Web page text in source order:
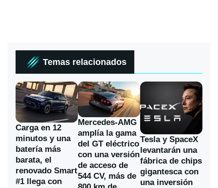
Temas relacionados
Carga en 12
minutos y una
batería más
barata, el
renovado Smart
#1 llega con
Mercedes-AMG
amplía la gama
del GT eléctrico
con una versión
de acceso de
544 CV, más de
Tesla y SpaceX
levantarán una
fábrica de chips
gigantesca con
una inversión